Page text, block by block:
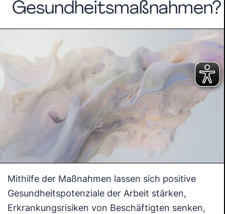
Gesundheitsmaßnahmen?
Mithilfe der Maßnahmen lassen sich positive
Gesundheitspotenziale der Arbeit stärken,
Erkrankungsrisiken von Beschäftigten senken,